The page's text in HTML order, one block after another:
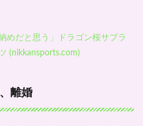
めだと思う」ドラゴン桜サプラ
(nikkansports.com)
離婚